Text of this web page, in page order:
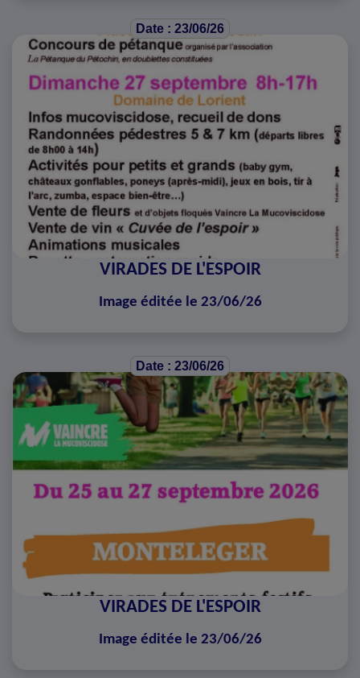
Date : 23/06/26
VIRADES DE L'ESPOIR
Image éditée le 23/06/26
Date : 23/06/26
VIRADES DE L'ESPOIR
Image éditée le 23/06/26